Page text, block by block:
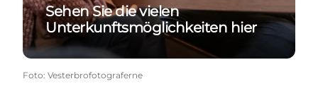
Sehen Sie die vielen
Unterkunftsmöglichkeiten hier
Foto: Vesterbrofotograferne